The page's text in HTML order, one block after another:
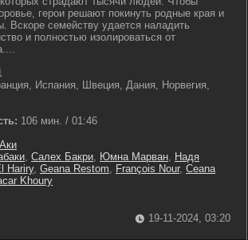
герои решают покинуть родные края и
Вскоре семейству удается наладить
и полностью изолироваться от
Испания, Швеция, Дания, Норвегия,
106 мин. / 01:46
, Салех Бакри, Юмна Марван, Надя
Hariry, Geana Restom, François Nour, Ceana
Khoury
19-11-2024, 03:20